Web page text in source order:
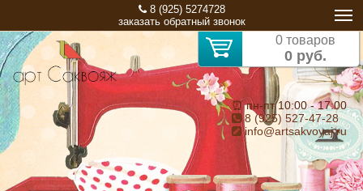
8 (925) 5274728
заказать обратный звонок
0 товаров
0 руб.
⏰ пн-пт 10:00 - 17:00
8 (925) 527-47-28
info@artsakvoyaj.ru